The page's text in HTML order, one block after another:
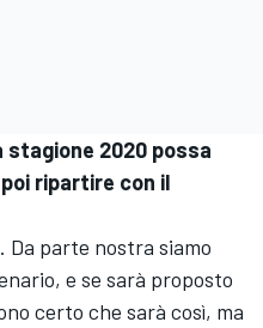
stagione 2020 possa
ripartire con il
Da parte nostra siamo
e se sarà proposto
certo che sarà così, ma